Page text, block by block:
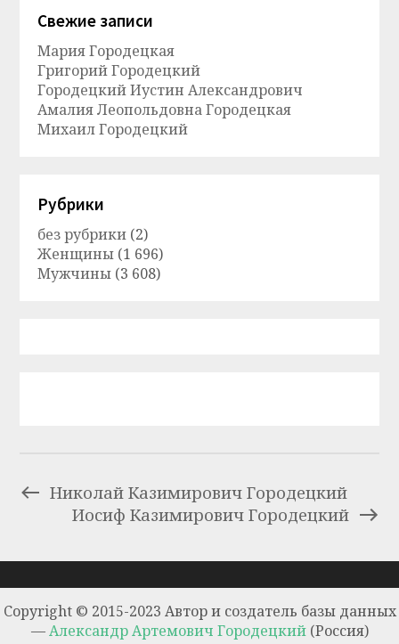
Свежие записи
Мария Городецкая
Григорий Городецкий
Городецкий Иустин Александрович
Амалия Леопольдовна Городецкая
Михаил Городецкий
Рубрики
без рубрики (2)
Женщины (1 696)
Мужчины (3 608)
Николай Казимирович Городецкий
Иосиф Казимирович Городецкий
Copyright © 2015-2023 Автор и создатель базы данных
—Александр Артемович Городецкий(Россия)